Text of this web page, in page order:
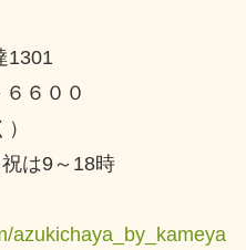
1301
６６００
）
は9～18時
azukichaya_by_kameya